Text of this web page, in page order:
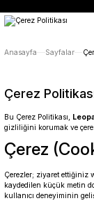
Anasayfa Sayfalar
Çerez
Bu Çerez Politikası,
gizliliğini korumak ve
Çerez
Çerezler; ziyaret ettiğiniz
kaydedilen küçük metin
kullanıcı deneyiminin